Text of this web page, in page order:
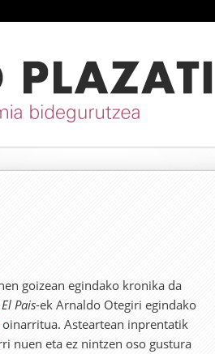
goizean egindako kronika da
El Pais-ek Arnaldo Otegiri egindako
oinarritua. Asteartean inprentatik
nuen eta ez nintzen oso gustura